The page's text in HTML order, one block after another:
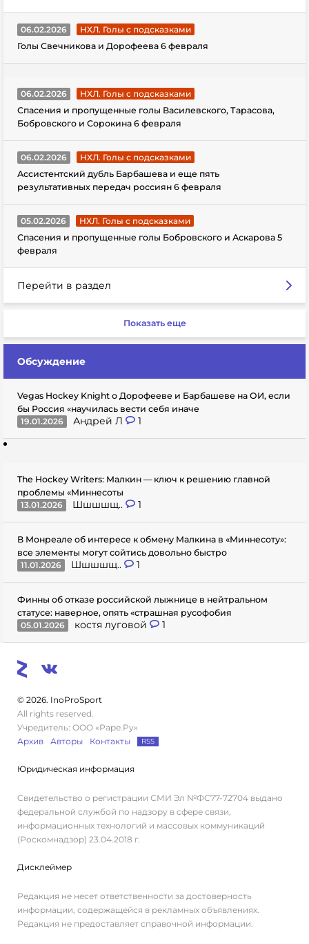
06.02.2026
НХЛ. Голы с подсказками
Голы Свечникова и Дорофеева 6 февраля
06.02.2026
НХЛ. Голы с подсказками
Спасения и пропущенные голы Василевского, Тарасова,
Бобровского и Сорокина 6 февраля
06.02.2026
НХЛ. Голы с подсказками
Ассистентский дубль Барбашева и еще пять
результативных передач россиян 6 февраля
05.02.2026
НХЛ. Голы с подсказками
Спасения и пропущенные голы Бобровского и Аскарова 5
февраля
Перейти в раздел
Показать еще
Обсуждение
Vegas Hockey Knight о Дорофееве и Барбашеве на ОИ, если
бы Россия «научилась вести себя иначе
19.01.2026
Андрей Л 1
The Hockey Writers: Малкин — ключ к решению главной
проблемы «Миннесоты
13.01.2026
Шшшшщ.. 1
В Монреале об интересе к обмену Малкина в «Миннесоту»:
все элементы могут сойтись довольно быстро
11.01.2026
Шшшшщ.. 1
Финны об отказе российской лыжнице в нейтральном
статусе: наверное, опять «страшная русофобия
05.01.2026
костя луговой 1
© 2026. InoProSport
All rights reserved.
Учредитель: ООО «Раре.Ру»
Архив
Авторы Контакты RSS
Юридическая информация
Свидетельство о регистрации СМИ Эл №ФС77-72704 выдано
федеральной службой по надзору в сфере связи,
информационных технологий и массовых коммуникаций
(Роскомнадзор) 23.04.2018 г.
Дисклеймер
Редакция не несет ответственности за достоверность
информации, содержащейся в рекламных объявлениях.
Редакция не предоставляет справочной информации.